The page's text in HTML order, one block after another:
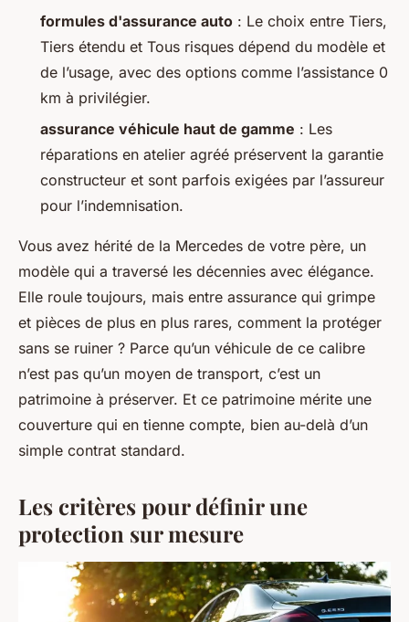
formules d'assurance auto : Le choix entre Tiers,
Tiers étendu et Tous risques dépend du modèle et
de l’usage, avec des options comme l’assistance 0
km à privilégier.
assurance véhicule haut de gamme : Les
réparations en atelier agréé préservent la garantie
constructeur et sont parfois exigées par l’assureur
pour l’indemnisation.
Vous avez hérité de la Mercedes de votre père, un
modèle qui a traversé les décennies avec élégance.
Elle roule toujours, mais entre assurance qui grimpe
et pièces de plus en plus rares, comment la protéger
sans se ruiner ? Parce qu’un véhicule de ce calibre
n’est pas qu’un moyen de transport, c’est un
patrimoine à préserver. Et ce patrimoine mérite une
couverture qui en tienne compte, bien au-delà d’un
simple contrat standard.
Les critères pour définir une
protection sur mesure